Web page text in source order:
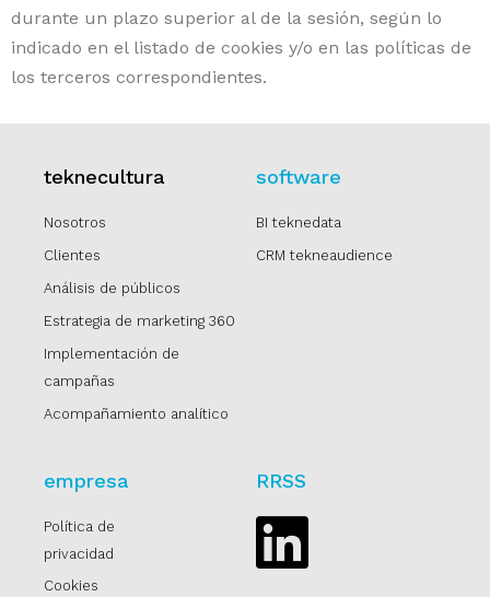
durante un plazo superior al de la sesión, según lo
indicado en el listado de cookies y/o en las políticas de
los terceros correspondientes.
teknecultura
Nosotros
Clientes
Análisis de públicos
Estrategia de marketing 360
Implementación de
campañas
Acompañamiento analítico
software
BI teknedata
CRM tekneaudience
empresa
Política de
privacidad
Cookies
RRSS